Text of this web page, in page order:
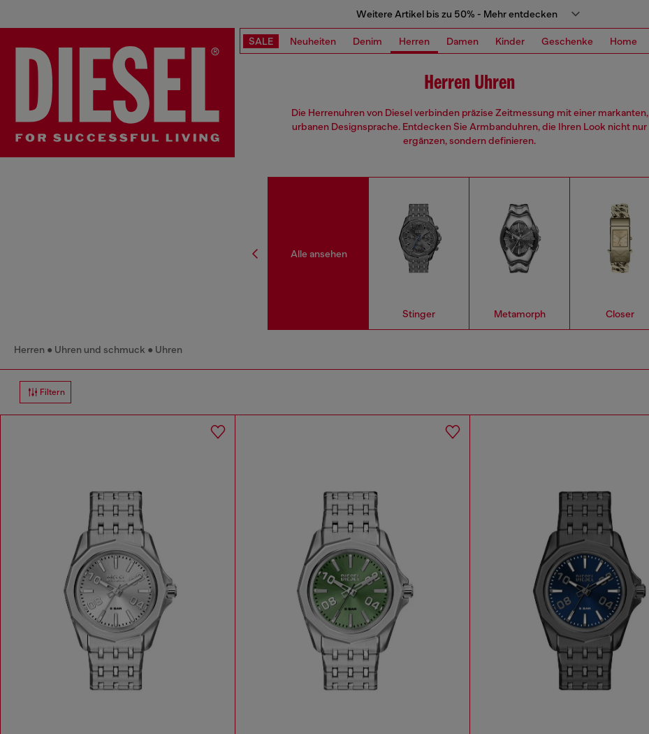
Weitere Artikel bis zu 50% - Mehr entdecken
SALE Neuheiten Denim Herren Damen Kinder Geschenke Home
Herren Uhren
Die Herrenuhren von Diesel verbinden präzise Zeitmessung mit einer markanten,
urbanen Designsprache. Entdecken Sie Armbanduhren, die Ihren Look nicht nur
ergänzen, sondern definieren.
Alle ansehen
Stinger Metamorph Closer
Herren Uhren und schmuck Uhren
Filtern